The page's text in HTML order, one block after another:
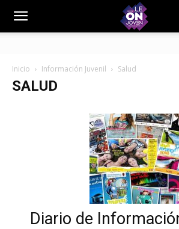
Inicio Información Juvenil Salud
SALUD
Diario de